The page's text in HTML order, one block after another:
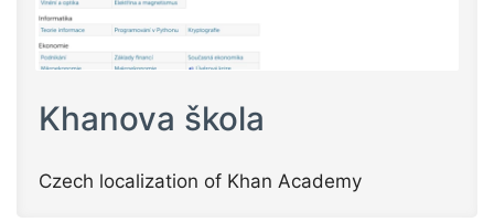
Khanova škola
Czech localization of Khan Academy